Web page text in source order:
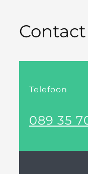
Telefoon
089 35